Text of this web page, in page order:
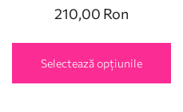
210,00 Ron
Selectează opțiunile